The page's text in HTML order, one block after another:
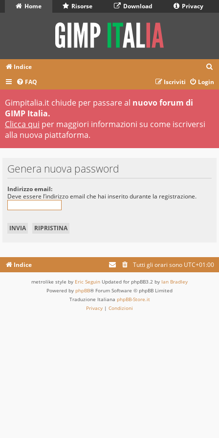
Home Risorse Download Privacy
Indice
r
FAQ Login
Iscriviti
Gimpitalia.it chiude per passare al nuovo forum di
GIMP Italia.
Clicca qui per maggiori informazioni su come iscriversi
alla nuova piattaforma.
Genera nuova password
Indirizzo email:
Deve essere l’indirizzo email che hai inserito durante la registrazione.
Indice Tutti gli orari sono UTC+01:00
metrolike style by Eric Seguin Updated for phpBB3.2 by Ian Bradley
Powered by phpBB® Forum Software © phpBB Limited
Traduzione Italiana phpBB-Store.it
Privacy | Condizioni